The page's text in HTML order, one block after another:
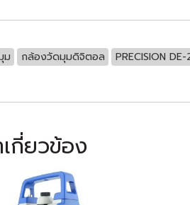
ม กล้องวัดมุมดิจิตอล PRECISION DE-
กี่ยวข้อง